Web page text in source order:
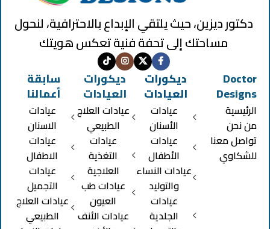
دكتور ديزين، حيث يلتقي الإبداع بالاحترافية، لنحول
مساحتك إلى تحفة فنية تعكس هويتك
Doctor
Designs
الرئيسية
من نحن
تواصل معنا
للشكاوي
ديكورات
العيادات
عيادات
الأسنان
عيادات
الأطفال
عيادات النساء
والتوليد
عيادات
الجلدية
ديكورات
العيادات
عيادات العلاج
الطبيعي
عيادات
التغذية
العلاجية
عيادات طب
العيون
عيادات الأنف
سابقة
أعمالنا
عيادات
الاسنان
عيادات
الاطفال
عيادات
التجميل
عيادات العلاج
الطبيعي